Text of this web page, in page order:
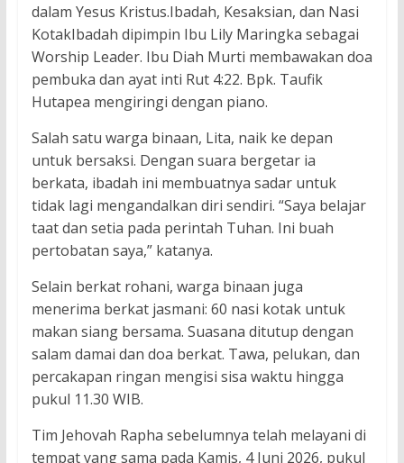
dalam Yesus Kristus.Ibadah, Kesaksian, dan Nasi
KotakIbadah dipimpin Ibu Lily Maringka sebagai
Worship Leader. Ibu Diah Murti membawakan doa
pembuka dan ayat inti Rut 4:22. Bpk. Taufik
Hutapea mengiringi dengan piano.
Salah satu warga binaan, Lita, naik ke depan
untuk bersaksi. Dengan suara bergetar ia
berkata, ibadah ini membuatnya sadar untuk
tidak lagi mengandalkan diri sendiri. “Saya belajar
taat dan setia pada perintah Tuhan. Ini buah
pertobatan saya,” katanya.
Selain berkat rohani, warga binaan juga
menerima berkat jasmani: 60 nasi kotak untuk
makan siang bersama. Suasana ditutup dengan
salam damai dan doa berkat. Tawa, pelukan, dan
percakapan ringan mengisi sisa waktu hingga
pukul 11.30 WIB.
Tim Jehovah Rapha sebelumnya telah melayani di
tempat yang sama pada Kamis, 4 Juni 2026, pukul